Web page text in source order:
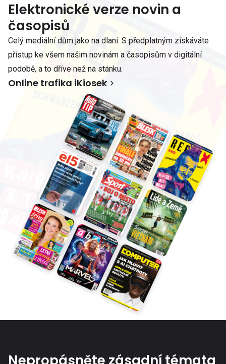
Elektronické verze novin a
časopisů
Celý mediální dům jako na dlani. S předplatným získáváte
přístup ke všem našim novinám a časopisům v digitální
podobě, a to dříve než na stánku.
Online trafika iKiosek